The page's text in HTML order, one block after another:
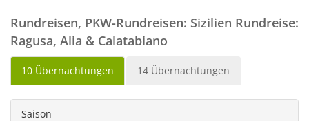
Rundreisen, PKW-Rundreisen: Sizilien Rundreise:
Ragusa, Alia & Calatabiano
10 Übernachtungen 14 Übernachtungen
Saison